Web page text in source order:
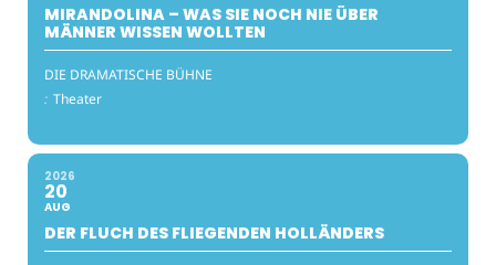
MIRANDOLINA – WAS SIE NOCH NIE ÜBER
MÄNNER WISSEN WOLLTEN
DIE DRAMATISCHE BÜHNE
: Theater
2026
20
AUG
DER FLUCH DES FLIEGENDEN HOLLÄNDERS